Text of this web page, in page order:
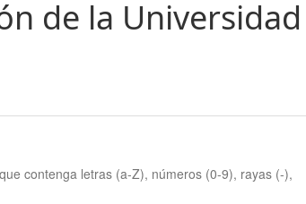
de la
contenga letras (a-Z), números (0-9), rayas (-),